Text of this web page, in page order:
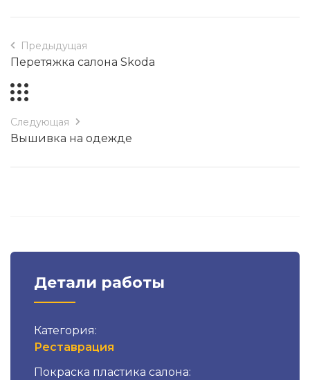
Предыдущая
Перетяжка салона Skoda
Следующая
Вышивка на одежде
Детали работы
Категория:
Реставрация
Покраска пластика салона: